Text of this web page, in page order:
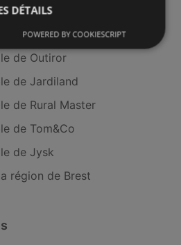
de Outiror
de Jardiland
de Rural Master
de Tom&Co
de Jysk
région de Brest
DÉTAILS
POWERED BY COOKIESCRIPT